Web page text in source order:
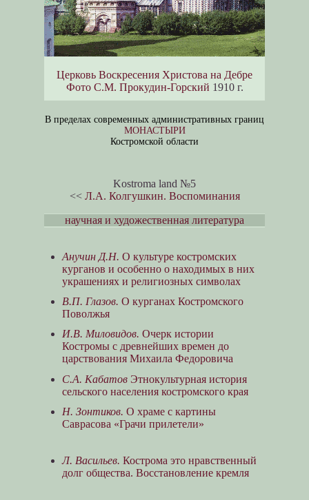
Церковь Воскресения Христова на Дебре
Фото С.М. Прокудин-Горский 1910 г.
В пределах современных административных границ
МОНАСТЫРИ
Костромской области
Kostroma land №5
<< Л.А. Колгушкин. Воспоминания
научная и художественная литература
Анучин Д.Н. О культуре костромских
курганов и особенно о находимых в них
украшениях и религиозных символах
В.П. Глазов. О курганах Костромского
Поволжья
И.В. Миловидов. Очерк истории
Костромы с древнейших времен до
царствования Михаила Федоровича
С.А. КабатовЭтнокультурная история
сельского населения костромского края
Н. Зонтиков. О храме с картины
Саврасова «Грачи прилетели»
Л. Васильев. Кострома это нравственный
долг общества. Восстановление кремля